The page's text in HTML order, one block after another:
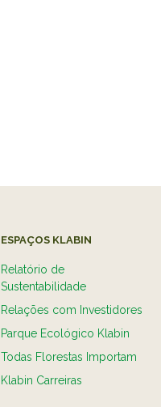
ESPAÇOS KLABIN
Relatório de
Sustentabilidade
Relações com Investidores
Parque Ecológico Klabin
Todas Florestas Importam
Klabin Carreiras